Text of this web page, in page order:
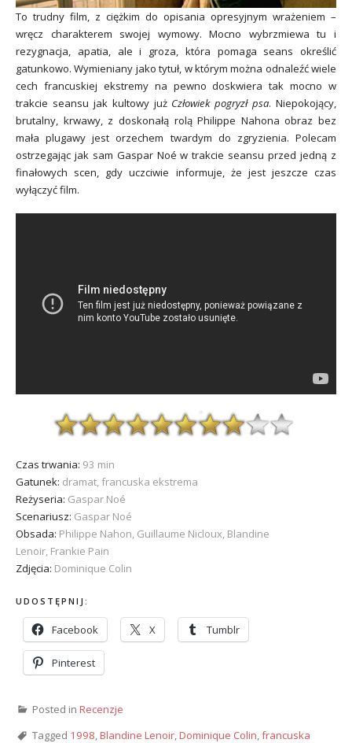
To trudny film, z ciężkim do opisania opresyjnym wrażeniem –
wręcz charakterem swojej wymowy. Mocno wybrzmiewa tu i
rezygnacja, apatia, ale i groza, która pomaga seans określić
gatunkowo. Wymieniany jako tytuł, w którym można odnaleźć wiele
cech francuskiej ekstremy na pewno doskwiera tak mocno w
trakcie seansu jak kultowy już Człowiek pogryzł psa. Niepokojący,
brutalny, krwawy, z doskonałą rolą Philippe Nahona obraz bez
mała plugawy jest orzechem twardym do zgryzienia. Polecam
ostrzegając jak sam Gaspar Noé w trakcie seansu przed jedną z
finałowych scen, gdy uczciwie informuje, że jest jeszcze czas
wyłączyć film.
Czas trwania: 93 min
Gatunek: dramat, francuska ekstrema
Reżyseria: Gaspar Noé
Scenariusz: Gaspar Noé
Obsada: Philippe Nahon, Guillaume Nicloux, Blandine
Lenoir, Frankie Pain
Zdjęcia: Dominique Colin
UDOSTĘPNIJ:
Facebook X Tumblr
Pinterest
Posted in Recenzje
Tagged 1998,Blandine Lenoir,Dominique Colin,francuska